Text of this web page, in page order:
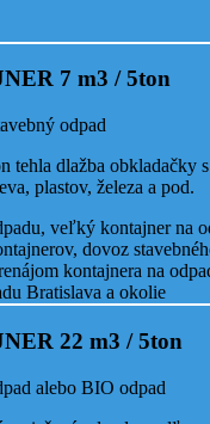
7 m3 / 5ton
odpad
tehla dlažba obkladačky s
plastov, železa a pod.
22 m3 / 5ton
alebo BIO odpad